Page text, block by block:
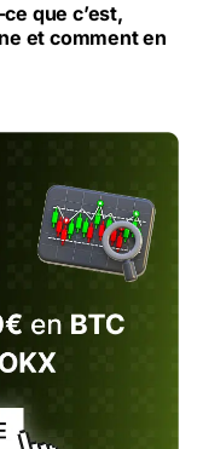
que c’est,
et comment en